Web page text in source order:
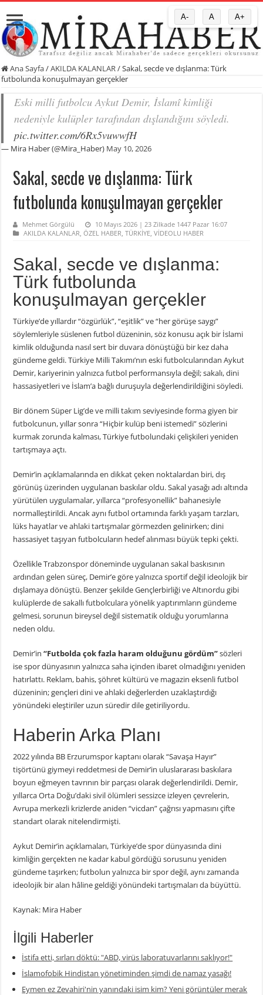
Ana Sayfa/AKILDA KALANLAR /Sakal, secde ve dışlanma: Türk
futbolunda konuşulmayan gerçekler
Eski milli futbolcu Aykut Demir, İslamî kimliği
nedeniyle kulüpler tarafından dışlandığını söyledi.
pic.twitter.com/6Rx5vuwwfH
— Mira Haber (@Mira_Haber) May 10, 2026
Sakal, secde ve dışlanma: Türk
futbolunda konuşulmayan gerçekler
Mehmet Görgülü
10 Mayıs 2026 | 23 Zilkade 1447 Pazar 16:07
AKILDA KALANLAR ,ÖZEL HABER ,TÜRKİYE ,VİDEOLU HABER
Sakal, secde ve dışlanma:
Türk futbolunda
konuşulmayan gerçekler
Türkiye’de yıllardır “özgürlük”, “eşitlik” ve “her görüşe saygı”
söylemleriyle süslenen futbol düzeninin, söz konusu açık bir İslami
kimlik olduğunda nasıl sert bir duvara dönüştüğü bir kez daha
gündeme geldi. Türkiye Milli Takımı’nın eski futbolcularındanAykut
Demir, kariyerinin yalnızca futbol performansıyla değil; sakalı, dini
hassasiyetleri ve İslam’a bağlı duruşuyla değerlendirildiğini söyledi.
Bir dönem Süper Lig’de ve milli takım seviyesinde forma giyen bir
futbolcunun, yıllar sonra “Hiçbir kulüp beni istemedi” sözlerini
kurmak zorunda kalması, Türkiye futbolundaki çelişkileri yeniden
tartışmaya açtı.
Demir’in açıklamalarında en dikkat çeken noktalardan biri, dış
görünüş üzerinden uygulanan baskılar oldu. Sakal yasağı adı altında
yürütülen uygulamalar, yıllarca “profesyonellik” bahanesiyle
normalleştirildi. Ancak aynı futbol ortamında farklı yaşam tarzları,
lüks hayatlar ve ahlaki tartışmalar görmezden gelinirken; dini
hassasiyet taşıyan futbolcuların hedef alınması büyük tepki çekti.
ÖzellikleTrabzonspordöneminde uygulanan sakal baskısının
ardından gelen süreç, Demir’e göre yalnızca sportif değil ideolojik bir
dışlamaya dönüştü. Benzer şekildeGençlerbirliğiveAltınordu gibi
kulüplerde de sakallı futbolculara yönelik yaptırımların gündeme
gelmesi, sorunun bireysel değil sistematik olduğu yorumlarına
neden oldu.
Demir’in“Futbolda çok fazla haram olduğunu gördüm”sözleri
ise spor dünyasının yalnızca saha içinden ibaret olmadığını yeniden
hatırlattı. Reklam, bahis, şöhret kültürü ve magazin eksenli futbol
düzeninin; gençleri dini ve ahlaki değerlerden uzaklaştırdığı
yönündeki eleştiriler uzun süredir dile getiriliyordu.
Haberin Arka Planı
2022 yılında BB Erzurumspor kaptanı olarak “Savaşa Hayır”
tişörtünü giymeyi reddetmesi de Demir’in uluslararası baskılara
boyun eğmeyen tavrının bir parçası olarak değerlendirildi. Demir,
yıllarca Orta Doğu’daki sivil ölümleri sessizce izleyen çevrelerin,
Avrupa merkezli krizlerde aniden “vicdan” çağrısı yapmasını çifte
standart olarak nitelendirmişti.
Aykut Demir’in açıklamaları, Türkiye’de spor dünyasında dini
kimliğin gerçekten ne kadar kabul gördüğü sorusunu yeniden
gündeme taşırken; futbolun yalnızca bir spor değil, aynı zamanda
ideolojik bir alan hâline geldiği yönündeki tartışmaları da büyüttü.
Kaynak: Mira Haber
İlgili Haberler
İstifa etti, sırları döktü: "ABD, virüs laboratuvarlarını saklıyor!"
İslamofobik Hindistan yönetiminden şimdi de namaz yasağı!
Eymen ez Zevahiri'nin yanındaki isim kim? Yeni görüntüler merak
A- A A+